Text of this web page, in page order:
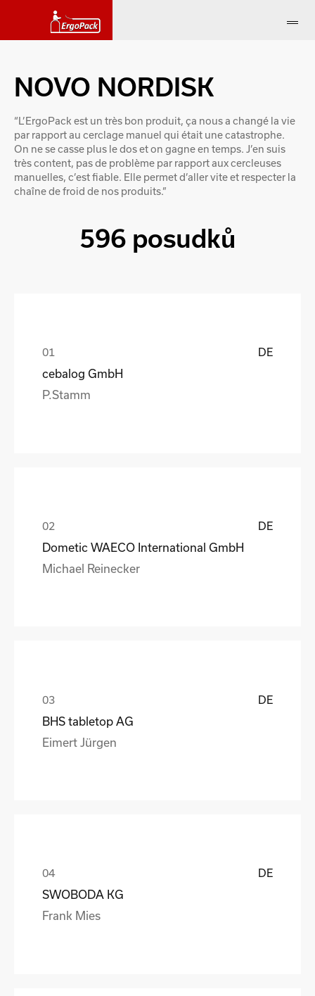
NOVO NORDISK
“L’ErgoPack est un très bon produit, ça nous a changé la vie
par rapport au cerclage manuel qui était une catastrophe.
On ne se casse plus le dos et on gagne en temps. J’en suis
très content, pas de problème par rapport aux cercleuses
manuelles, c’est fiable. Elle permet d’aller vite et respecter la
chaîne de froid de nos produits.”
596 posudků
DE
cebalog GmbH
P.Stamm
DE
Dometic WAECO International GmbH
Michael Reinecker
DE
BHS tabletop AG
Eimert Jürgen
DE
SWOBODA KG
Frank Mies